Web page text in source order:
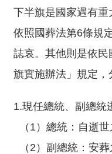
題
政
訊
息
遞
下半旗是國家遇有
依照國葬法第6條規
誌哀。其他則是依
旗實施辦法」規定，
1.現任總統、副總統
（1）總統：自逝
（2）副總統：安葬